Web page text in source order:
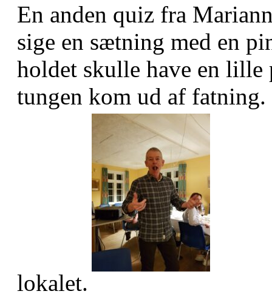
En anden quiz fra
sige en sætning med en
holdet skulle have en lille
tungen kom ud af
lokalet.